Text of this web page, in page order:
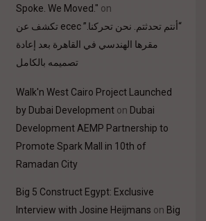
Spoke. We Moved." on
“أنتم تحدثتم. نحن تحركنا.” ecec تكشف عن
مقرها الهندسي في القاهرة بعد إعادة
تصميمه بالكامل
Walk'n West Cairo Project Launched
by Dubai Development on Dubai
Development AEMP Partnership to
Promote Spark Mall in 10th of
Ramadan City
Big 5 Construct Egypt: Exclusive
Interview with Josine Heijmans on Big